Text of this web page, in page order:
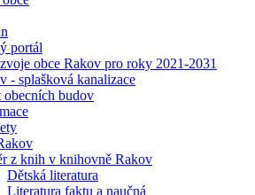
portál
obce Rakov pro roky 2021-2031
- splašková kanalizace
obecních budov
z knih v knihovně Rakov
Dětská literatura
Literatura faktu a naučná